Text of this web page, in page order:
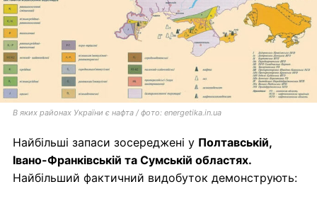
В яких районах України є нафта / фото: energetika.in.ua
Найбільші запаси зосереджені у Полтавській,
Івано-Франківській та Сумській областях.
Найбільший фактичний видобуток демонструють: